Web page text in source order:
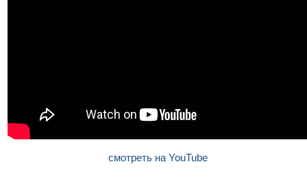
смотреть на YouTube